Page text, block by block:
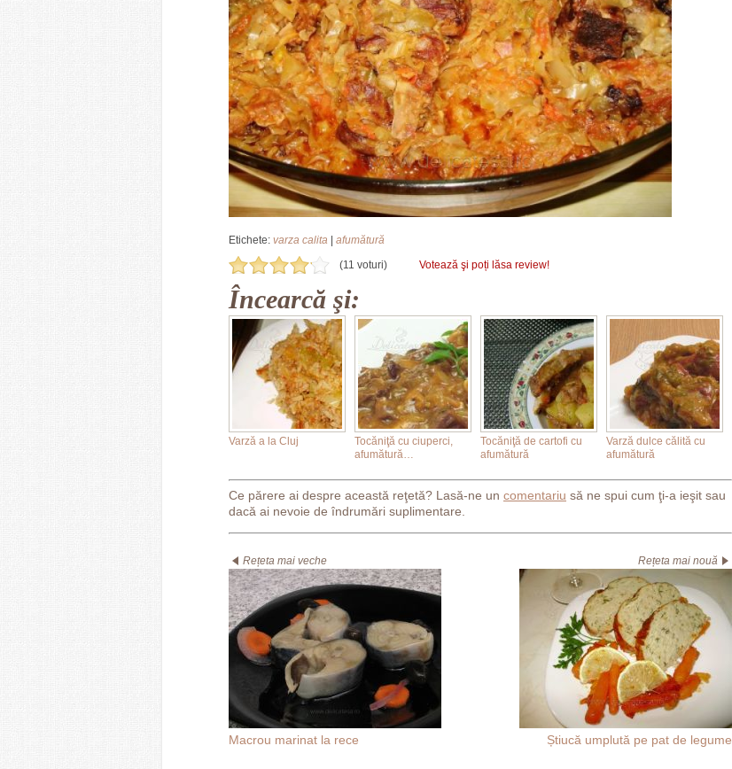
Etichete: varza calita | afumătură
(11 voturi)
Votează şi poți lăsa review!
Încearcă şi:
Varză a la Cluj
Tocăniţă cu ciuperci,
afumătură…
Tocăniţă de cartofi cu
afumătură
Varză dulce călită cu
afumătură
Ce părere ai despre această reţetă? Lasă-ne un comentariu să ne spui cum ţi-a ieşit sau
dacă ai nevoie de îndrumări suplimentare.
Rețeta mai veche
Macrou marinat la rece
Rețeta mai nouă
Știucă umplută pe pat de legume